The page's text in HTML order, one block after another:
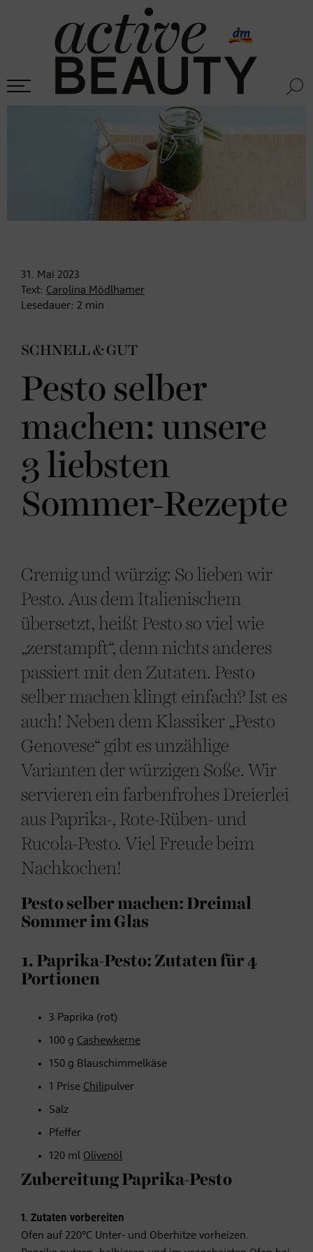
31. Mai 2023
Text: Carolina Mödlhamer
Lesedauer: 2 min
SCHNELL & GUT
Pesto selber
machen: unsere
3 liebsten
Sommer-Rezepte
Cremig und würzig: So lieben wir
Pesto. Aus dem Italienischem
übersetzt, heißt Pesto so viel wie
„zerstampft“, denn nichts anderes
passiert mit den Zutaten. Pesto
selber machen klingt einfach? Ist es
auch! Neben dem Klassiker „Pesto
Genovese“ gibt es unzählige
Varianten der würzigen Soße. Wir
servieren ein farbenfrohes Dreierlei
aus Paprika-, Rote-Rüben- und
Rucola-Pesto. Viel Freude beim
Nachkochen!
Pesto selber machen: Dreimal
Sommer im Glas
1. Paprika-Pesto: Zutaten für 4
Portionen
3 Paprika (rot)
100 g Cashewkerne
150 g Blauschimmelkäse
1 Prise Chilipulver
Salz
Pfeffer
120 ml Olivenöl
Zubereitung Paprika-Pesto
1. Zutaten vorbereiten
Ofen auf 220°C Unter- und Oberhitze vorheizen.